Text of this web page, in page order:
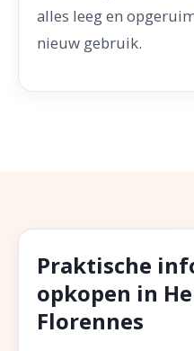
alles leeg en
nieuw gebruik.
Praktische
opkopen in
Florennes